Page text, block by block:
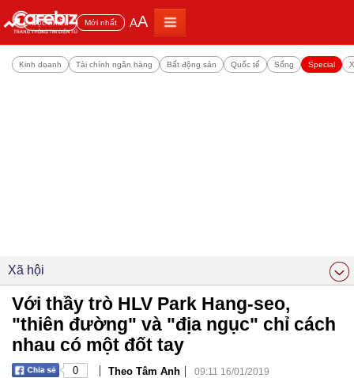
Đọc nhiều Mới nhất AA
Kinh doanh Tài chính ngân hàng Bất động sản Quốc tế Sống Special
Xã hội
Với thầy trò HLV Park Hang-seo,
"thiên đường" và "địa ngục" chỉ cách
nhau có một đốt tay
0 | Theo Tâm Anh | 09:11 16/01/2019